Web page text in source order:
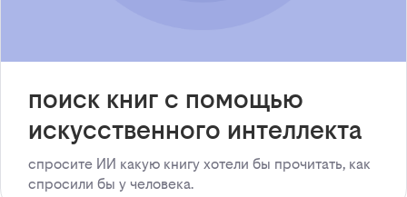
поиск книг с помощью
искусственного интеллекта
спросите ИИ какую книгу хотели бы прочитать, как
спросили бы у человека.